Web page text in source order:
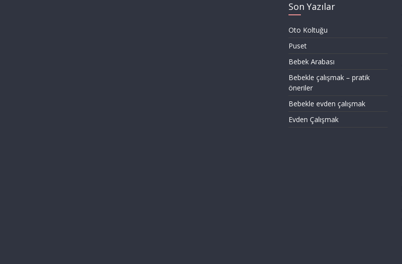
Son Yazılar
Oto Koltuğu
Puset
Bebek Arabası
Bebekle çalışmak – pratik
öneriler
Bebekle evden çalışmak
Evden Çalışmak